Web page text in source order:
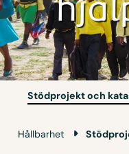
Stödprojekt och
Hållbarhet